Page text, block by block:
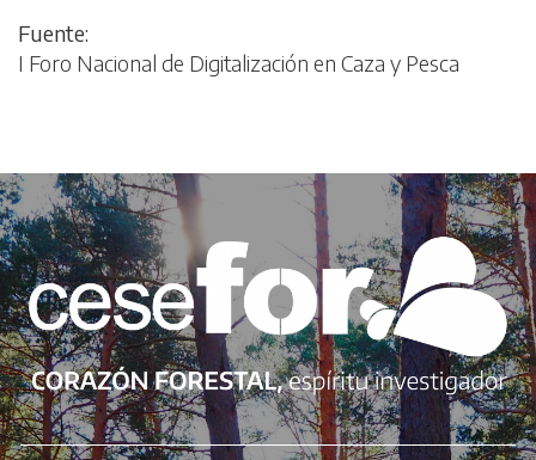
Fuente:
I Foro Nacional de Digitalización en Caza y Pesca